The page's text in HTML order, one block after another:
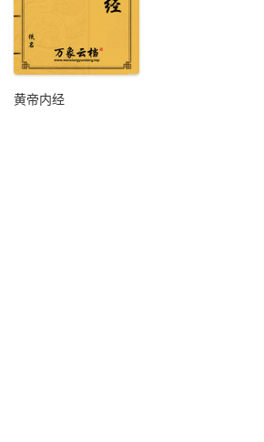
黄帝内经